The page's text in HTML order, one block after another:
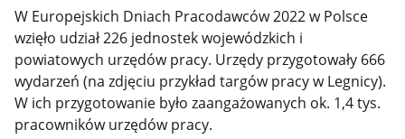
W Europejskich Dniach Pracodawców 2022 w Polsce
wzięło udział 226 jednostek wojewódzkich i
powiatowych urzędów pracy. Urzędy przygotowały 666
wydarzeń (na zdjęciu przykład targów pracy w Legnicy).
W ich przygotowanie było zaangażowanych ok. 1,4 tys.
pracowników urzędów pracy.